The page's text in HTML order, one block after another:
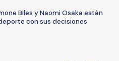
Biles y Naomi Osaka están
con sus decisiones